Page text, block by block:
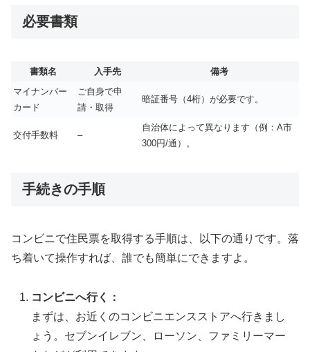
必要書類
書類名 入手先
備考
マイナンバー
カード
ご自身で申
請・取得
暗証番号（4桁）が必要です。
交付手数料 –
自治体によって異なります（例：A市
300円/通）。
手続きの手順
コンビニで住民票を取得する手順は、以下の通りです。落
ち着いて操作すれば、誰でも簡単にできますよ。
コンビニへ行く：
まずは、お近くのコンビニエンスストアへ行きまし
ょう。セブンイレブン、ローソン、ファミリーマー